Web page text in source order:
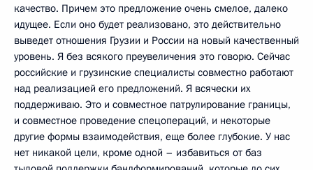
качество. Причем это предложение очень смелое, далеко
идущее. Если оно будет реализовано, это действительно
выведет отношения Грузии и России на новый качественный
уровень. Я без всякого преувеличения это говорю. Сейчас
российские и грузинские специалисты совместно работают
над реализацией его предложений. Я всячески их
поддерживаю. Это и совместное патрулирование границы,
и совместное проведение спецопераций, и некоторые
другие формы взаимодействия, еще более глубокие. У нас
нет никакой цели, кроме одной – избавиться от баз